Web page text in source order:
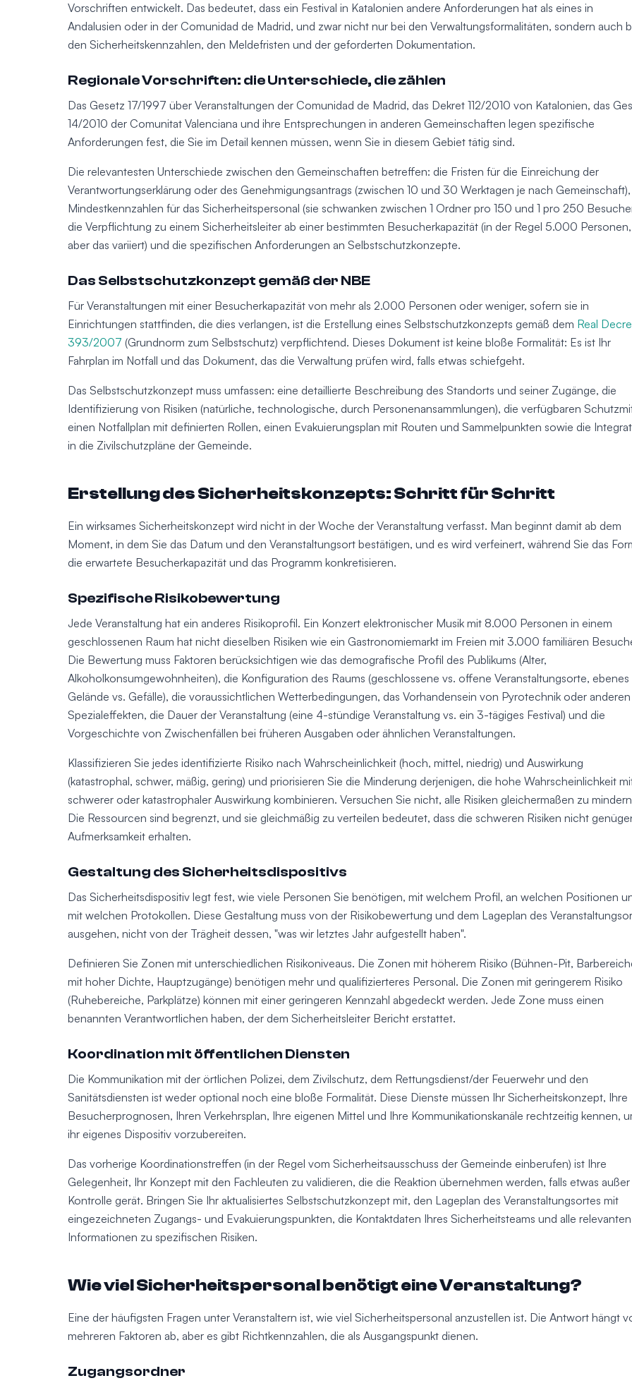
Vorschriften entwickelt. Das bedeutet, dass ein Festival in Katalonien andere Anforderungen hat als eines in
Andalusien oder in der Comunidad de Madrid, und zwar nicht nur bei den Verwaltungsformalitäten, sondern auch
den Sicherheitskennzahlen, den Meldefristen und der geforderten Dokumentation.
Regionale Vorschriften: die Unterschiede, die zählen
Das Gesetz 17/1997 über Veranstaltungen der Comunidad de Madrid, das Dekret 112/2010 von Katalonien, das
14/2010 der Comunitat Valenciana und ihre Entsprechungen in anderen Gemeinschaften legen spezifische
Anforderungen fest, die Sie im Detail kennen müssen, wenn Sie in diesem Gebiet tätig sind.
Die relevantesten Unterschiede zwischen den Gemeinschaften betreffen: die Fristen für die Einreichung der
Verantwortungserklärung oder des Genehmigungsantrags (zwischen 10 und 30 Werktagen je nach
Mindestkennzahlen für das Sicherheitspersonal (sie schwanken zwischen 1 Ordner pro 150 und 1 pro 250
die Verpflichtung zu einem Sicherheitsleiter ab einer bestimmten Besucherkapazität (in der Regel 5.000 Personen,
aber das variiert) und die spezifischen Anforderungen an Selbstschutzkonzepte.
Das Selbstschutzkonzept gemäß der NBE
Für Veranstaltungen mit einer Besucherkapazität von mehr als 2.000 Personen oder weniger, sofern sie in
Einrichtungen stattfinden, die dies verlangen, ist die Erstellung eines Selbstschutzkonzepts gemäß dem Real
393/2007 (Grundnorm zum Selbstschutz) verpflichtend. Dieses Dokument ist keine bloße Formalität: Es ist Ihr
Fahrplan im Notfall und das Dokument, das die Verwaltung prüfen wird, falls etwas schiefgeht.
Das Selbstschutzkonzept muss umfassen: eine detaillierte Beschreibung des Standorts und seiner Zugänge, die
Identifizierung von Risiken (natürliche, technologische, durch Personenansammlungen), die verfügbaren
einen Notfallplan mit definierten Rollen, einen Evakuierungsplan mit Routen und Sammelpunkten sowie die
in die Zivilschutzpläne der Gemeinde.
Erstellung des Sicherheitskonzepts: Schritt für Schritt
Ein wirksames Sicherheitskonzept wird nicht in der Woche der Veranstaltung verfasst. Man beginnt damit ab dem
Moment, in dem Sie das Datum und den Veranstaltungsort bestätigen, und es wird verfeinert, während Sie das
die erwartete Besucherkapazität und das Programm konkretisieren.
Spezifische Risikobewertung
Jede Veranstaltung hat ein anderes Risikoprofil. Ein Konzert elektronischer Musik mit 8.000 Personen in einem
geschlossenen Raum hat nicht dieselben Risiken wie ein Gastronomiemarkt im Freien mit 3.000 familiären
Die Bewertung muss Faktoren berücksichtigen wie das demografische Profil des Publikums (Alter,
Alkoholkonsumgewohnheiten), die Konfiguration des Raums (geschlossene vs. offene Veranstaltungsorte, ebenes
Gelände vs. Gefälle), die voraussichtlichen Wetterbedingungen, das Vorhandensein von Pyrotechnik oder anderen
Spezialeffekten, die Dauer der Veranstaltung (eine 4-stündige Veranstaltung vs. ein 3-tägiges Festival) und die
Vorgeschichte von Zwischenfällen bei früheren Ausgaben oder ähnlichen Veranstaltungen.
Klassifizieren Sie jedes identifizierte Risiko nach Wahrscheinlichkeit (hoch, mittel, niedrig) und Auswirkung
(katastrophal, schwer, mäßig, gering) und priorisieren Sie die Minderung derjenigen, die hohe Wahrscheinlichkeit
schwerer oder katastrophaler Auswirkung kombinieren. Versuchen Sie nicht, alle Risiken gleichermaßen zu
Die Ressourcen sind begrenzt, und sie gleichmäßig zu verteilen bedeutet, dass die schweren Risiken nicht
Aufmerksamkeit erhalten.
Gestaltung des Sicherheitsdispositivs
Das Sicherheitsdispositiv legt fest, wie viele Personen Sie benötigen, mit welchem Profil, an welchen Positionen
mit welchen Protokollen. Diese Gestaltung muss von der Risikobewertung und dem Lageplan des
ausgehen, nicht von der Trägheit dessen, "was wir letztes Jahr aufgestellt haben".
Definieren Sie Zonen mit unterschiedlichen Risikoniveaus. Die Zonen mit höherem Risiko (Bühnen-Pit,
mit hoher Dichte, Hauptzugänge) benötigen mehr und qualifizierteres Personal. Die Zonen mit geringerem Risiko
(Ruhebereiche, Parkplätze) können mit einer geringeren Kennzahl abgedeckt werden. Jede Zone muss einen
benannten Verantwortlichen haben, der dem Sicherheitsleiter Bericht erstattet.
Koordination mit öffentlichen Diensten
Die Kommunikation mit der örtlichen Polizei, dem Zivilschutz, dem Rettungsdienst/der Feuerwehr und den
Sanitätsdiensten ist weder optional noch eine bloße Formalität. Diese Dienste müssen Ihr Sicherheitskonzept, Ihre
Besucherprognosen, Ihren Verkehrsplan, Ihre eigenen Mittel und Ihre Kommunikationskanäle rechtzeitig kennen,
ihr eigenes Dispositiv vorzubereiten.
Das vorherige Koordinationstreffen (in der Regel vom Sicherheitsausschuss der Gemeinde einberufen) ist Ihre
Gelegenheit, Ihr Konzept mit den Fachleuten zu validieren, die die Reaktion übernehmen werden, falls etwas außer
Kontrolle gerät. Bringen Sie Ihr aktualisiertes Selbstschutzkonzept mit, den Lageplan des Veranstaltungsortes mit
eingezeichneten Zugangs- und Evakuierungspunkten, die Kontaktdaten Ihres Sicherheitsteams und alle relevanten
Informationen zu spezifischen Risiken.
Wie viel Sicherheitspersonal benötigt eine Veranstaltung?
Eine der häufigsten Fragen unter Veranstaltern ist, wie viel Sicherheitspersonal anzustellen ist. Die Antwort hängt
mehreren Faktoren ab, aber es gibt Richtkennzahlen, die als Ausgangspunkt dienen.
Zugangsordner